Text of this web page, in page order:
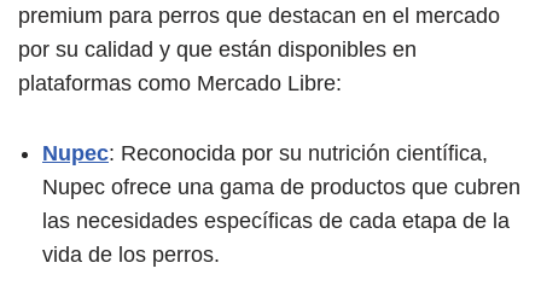
premium para perros que destacan en el mercado
por su calidad y que están disponibles en
plataformas como Mercado Libre:
Nupec: Reconocida por su nutrición científica,
Nupec ofrece una gama de productos que cubren
las necesidades específicas de cada etapa de la
vida de los perros.